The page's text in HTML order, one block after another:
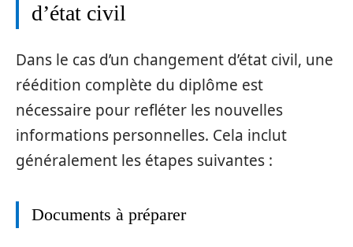
d’état civil
Dans le cas d’un changement d’état civil, une
réédition complète du diplôme est
nécessaire pour refléter les nouvelles
informations personnelles. Cela inclut
généralement les étapes suivantes :
Documents à préparer